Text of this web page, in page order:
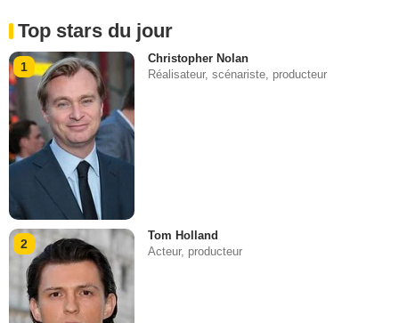
Top stars du jour
1
Christopher Nolan
Réalisateur, scénariste, producteur
2
Tom Holland
Acteur, producteur